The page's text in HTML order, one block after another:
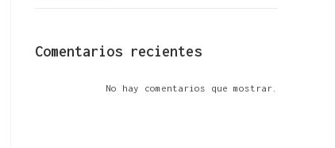
Comentarios recientes
No hay comentarios que mostrar.